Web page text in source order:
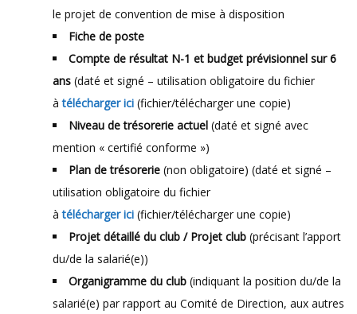
le projet de convention de mise à disposition
Fiche de poste
Compte de résultat N-1 et budget prévisionnel sur 6
ans (daté et signé – utilisation obligatoire du fichier
àtélécharger ici (fichier/télécharger une copie)
Niveau de trésorerie actuel (daté et signé avec
mention « certifié conforme »)
Plan de trésorerie (non obligatoire) (daté et signé –
utilisation obligatoire du fichier
àtélécharger ici (fichier/télécharger une copie)
Projet détaillé du club / Projet club (précisant l’apport
du/de la salarié(e))
Organigramme du club (indiquant la position du/de la
salarié(e) par rapport au Comité de Direction, aux autres